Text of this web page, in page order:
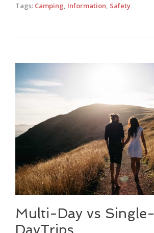
Tags: Camping, Information, Safety
Multi-Day vs Single-
DayTrips